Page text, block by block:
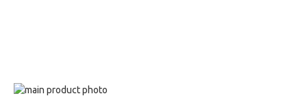
Salte